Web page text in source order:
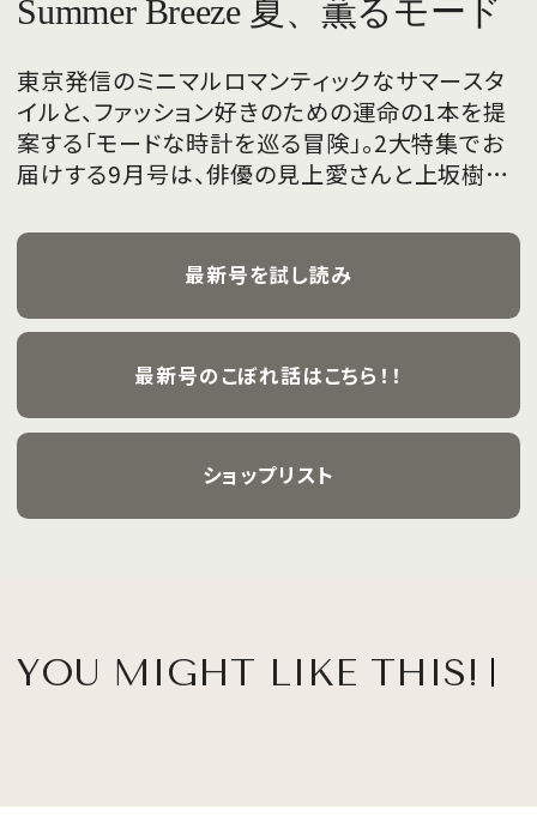
Summer Breeze 夏、薫るモード
東京発信のミニマルロマンティックなサマースタ
イルと、ファッション好きのための運命の1本を提
案する「モードな時計を巡る冒険」。2大特集でお
届けする9月号は、俳優の見上愛さんと上坂樹里
飾ります。
最新号を試し読み
最新号のこぼれ話はこちら！！
ショップリスト
YOU MIGHT LIKE THIS!